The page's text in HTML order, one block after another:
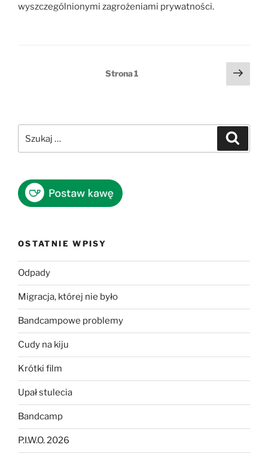
wyszczególnionymi zagrożeniami prywatności.
Strona1
OSTATNIE WPISY
Odpady
Migracja, której nie było
Bandcampowe problemy
Cudy na kiju
Krótki film
Upał stulecia
Bandcamp
P.I.W.O. 2026